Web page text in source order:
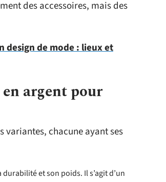
des accessoires, mais des
design de mode : lieux et
argent pour
variantes, chacune ayant ses
et son poids. Il s’agit d’un